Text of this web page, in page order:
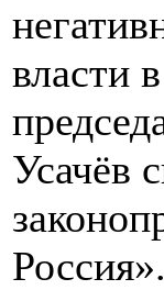
власти
Усачёв